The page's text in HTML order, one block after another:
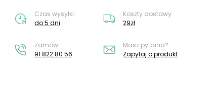
Czas wysyłki:
do 5 dni
Koszty dostawy:
29zł
Zamów:
91 822 80 56
Masz pytania?
Zapytaj o produkt